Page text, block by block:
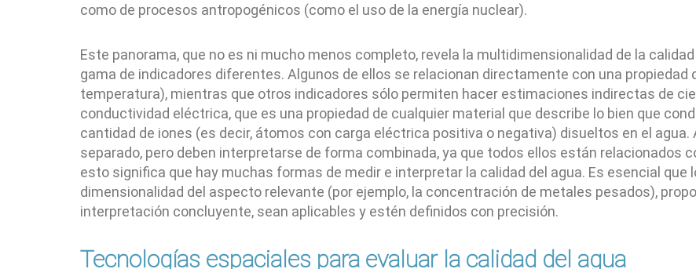
como de procesos antropogénicos (como el uso de la energía nuclear).
Este panorama, que no es ni mucho menos completo, revela la multidimensionalidad de la
gama de indicadores diferentes. Algunos de ellos se relacionan directamente con una propiedad
temperatura), mientras que otros indicadores sólo permiten hacer estimaciones indirectas de
conductividad eléctrica, que es una propiedad de cualquier material que describe lo bien que
cantidad de iones (es decir, átomos con carga eléctrica positiva o negativa) disueltos en el
separado, pero deben interpretarse de forma combinada, ya que todos ellos están relacionados
esto significa que hay muchas formas de medir e interpretar la calidad del agua. Es esencial
dimensionalidad del aspecto relevante (por ejemplo, la concentración de metales pesados),
interpretación concluyente, sean aplicables y estén definidos con precisión.
Tecnologías espaciales para evaluar la calidad del agua